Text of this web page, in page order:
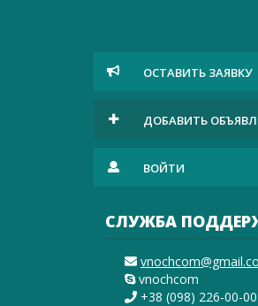
ОСТАВИТЬ ЗАЯВКУ
ДОБАВИТЬ
ВОЙТИ
СЛУЖБА
vnochcom
+38 (098) 226-00-00